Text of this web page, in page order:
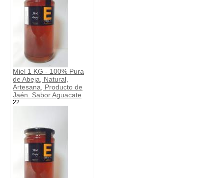
Miel 1 KG - 100% Pura
de Abeja, Natural,
Artesana, Producto de
Jaén. Sabor Aguacate
22